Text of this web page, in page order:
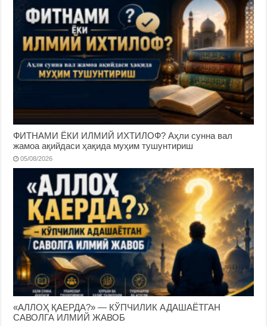
ФИТНАМИ ЁКИ ИЛМИЙ ИХТИЛОФ? Аҳли сунна вал
жамоа ақийдаси ҳақида муҳим тушунтириш
05/08/2026
«АЛЛОҲ ҚАЕРДА?» — КЎПЧИЛИК АДАШАЁТГАН
САВОЛГА ИЛМИЙ ЖАВОБ